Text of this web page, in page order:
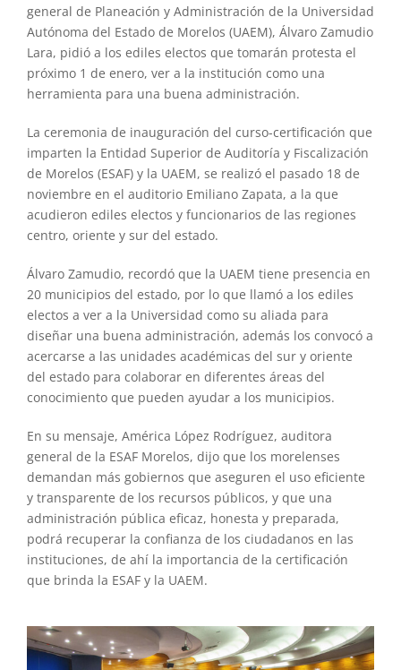
general de Planeación y Administración de la Universidad
Autónoma del Estado de Morelos (UAEM), Álvaro Zamudio
Lara, pidió a los ediles electos que tomarán protesta el
próximo 1 de enero, ver a la institución como una
herramienta para una buena administración.
La ceremonia de inauguración del curso-certificación que
imparten la Entidad Superior de Auditoría y Fiscalización
de Morelos (ESAF) y la UAEM, se realizó el pasado 18 de
noviembre en el auditorio Emiliano Zapata, a la que
acudieron ediles electos y funcionarios de las regiones
centro, oriente y sur del estado.
Álvaro Zamudio, recordó que la UAEM tiene presencia en
20 municipios del estado, por lo que llamó a los ediles
electos a ver a la Universidad como su aliada para
diseñar una buena administración, además los convocó a
acercarse a las unidades académicas del sur y oriente
del estado para colaborar en diferentes áreas del
conocimiento que pueden ayudar a los municipios.
En su mensaje, América López Rodríguez, auditora
general de la ESAF Morelos, dijo que los morelenses
demandan más gobiernos que aseguren el uso eficiente
y transparente de los recursos públicos, y que una
administración pública eficaz, honesta y preparada,
podrá recuperar la confianza de los ciudadanos en las
instituciones, de ahí la importancia de la certificación
que brinda la ESAF y la UAEM.